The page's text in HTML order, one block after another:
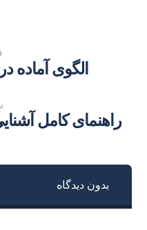
الگوی
راهنمای کامل
بدون دیدگاه